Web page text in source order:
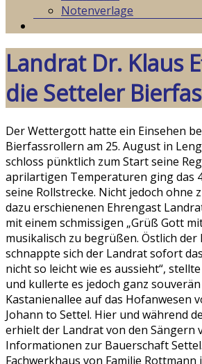
Notenverlage
Landrat Dr. Klaus
die Setteler
Der Wettergott hatte ein Einsehen
Bierfassrollern am 25. August in
schloss pünktlich zum Start seine
aprilartigen Temperaturen ging das
seine Rollstrecke. Nicht jedoch ohne
dazu erschienenen Ehrengast
mit einem schmissigen „Grüß Gott
musikalisch zu begrüßen. Östlich der
schnappte sich der Landrat sofort
nicht so leicht wie es aussieht“,
und kullerte es jedoch ganz
Kastanienallee auf das Hofanwesen
Johann to Settel. Hier und während
erhielt der Landrat von den Sängern
Informationen zur Bauerschaft
Fachwerkhaus von Familie Rottmann